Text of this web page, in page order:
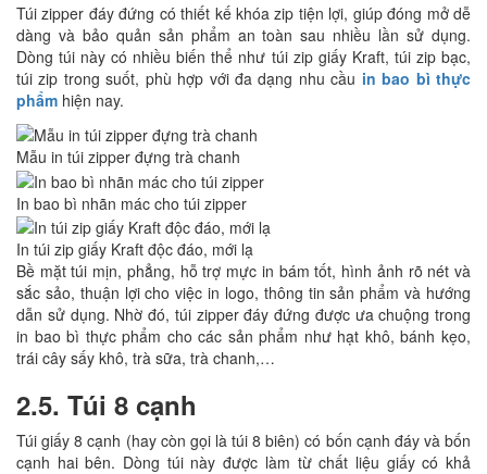
Túi zipper đáy đứng có thiết kế khóa zip tiện lợi, giúp đóng mở dễ
dàng và bảo quản sản phẩm an toàn sau nhiều lần sử dụng.
Dòng túi này có nhiều biến thể như túi zip giấy Kraft, túi zip bạc,
túi zip trong suốt, phù hợp với đa dạng nhu cầu in bao bì thực
phẩm hiện nay.
Mẫu in túi zipper đựng trà chanh
In bao bì nhãn mác cho túi zipper
In túi zip giấy Kraft độc đáo, mới lạ
Bề mặt túi mịn, phẳng, hỗ trợ mực in bám tốt, hình ảnh rõ nét và
sắc sảo, thuận lợi cho việc in logo, thông tin sản phẩm và hướng
dẫn sử dụng. Nhờ đó, túi zipper đáy đứng được ưa chuộng trong
in bao bì thực phẩm cho các sản phẩm như hạt khô, bánh kẹo,
trái cây sấy khô, trà sữa, trà chanh,…
2.5. Túi 8 cạnh
Túi giấy 8 cạnh (hay còn gọi là túi 8 biên) có bốn cạnh đáy và bốn
cạnh hai bên. Dòng túi này được làm từ chất liệu giấy có khả